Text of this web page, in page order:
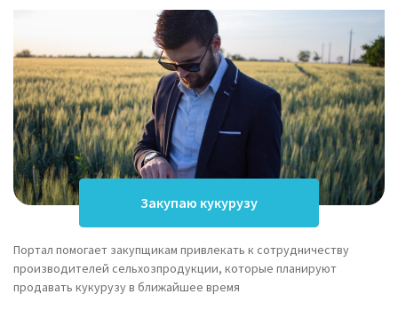
Закупаю кукурузу
Портал помогает закупщикам привлекать к сотрудничеству
производителей сельхозпродукции, которые планируют
продавать кукурузу в ближайшее время